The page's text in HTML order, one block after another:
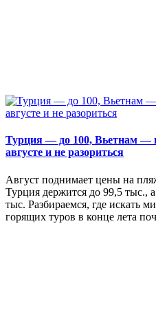
Турция — до 100, Вьетнам —
августе и не разориться
Август поднимает цены на
Турция держится до 99,5 тыс.,
тыс. Разбираемся, где искать
горящих туров в конце лета